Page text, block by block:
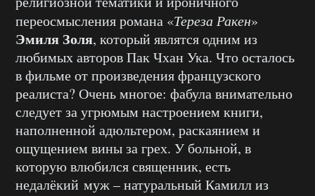
переосмысления романа «Тереза Ракен»
Эмиля Золя, который являтся одним из
любимых авторов Пак Чхан Ука. Что осталось
в фильме от произведения французского
реалиста? Очень многое: фабула внимательно
следует за угрюмым настроением книги,
наполненной адюльтером, раскаянием и
ощущением вины за грех. У больной, в
которую влюбился священник, есть
недалёкий муж – натуральный Камилл из